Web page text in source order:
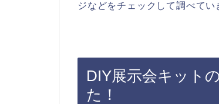
ジなどをチェックして調べてい
DIY展示会キット
た！